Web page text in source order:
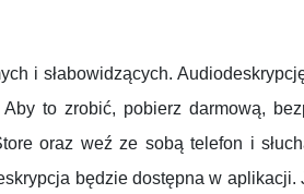
i słabowidzących.
to zrobić, pobierz darmową,
oraz weź ze sobą telefon i
będzie dostępna w aplikacji.